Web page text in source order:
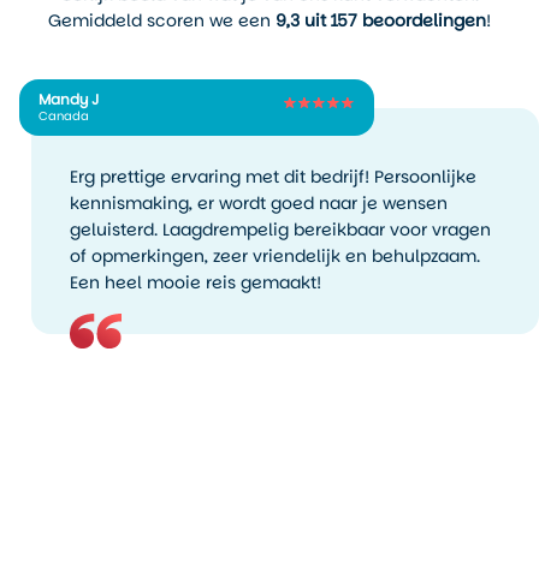
Gemiddeld scoren we een 9,3 uit 157 beoordelingen!
Mandy J
Canada
Erg prettige ervaring met dit bedrijf! Persoonlijke
kennismaking, er wordt goed naar je wensen
geluisterd. Laagdrempelig bereikbaar voor vragen
of opmerkingen, zeer vriendelijk en behulpzaam.
Een heel mooie reis gemaakt!